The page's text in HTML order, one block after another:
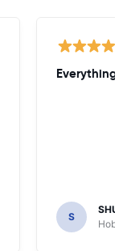
Everything
S